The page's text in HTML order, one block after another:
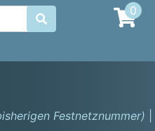

0
Festnetznummer)